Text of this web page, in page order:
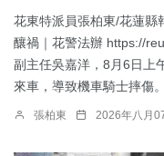
花東特派員張柏東/花蓮縣
釀禍｜花警法辦 https://
副主任吳嘉洋，8月6日上
來車，導致機車騎士摔傷
張柏東 2026年八月